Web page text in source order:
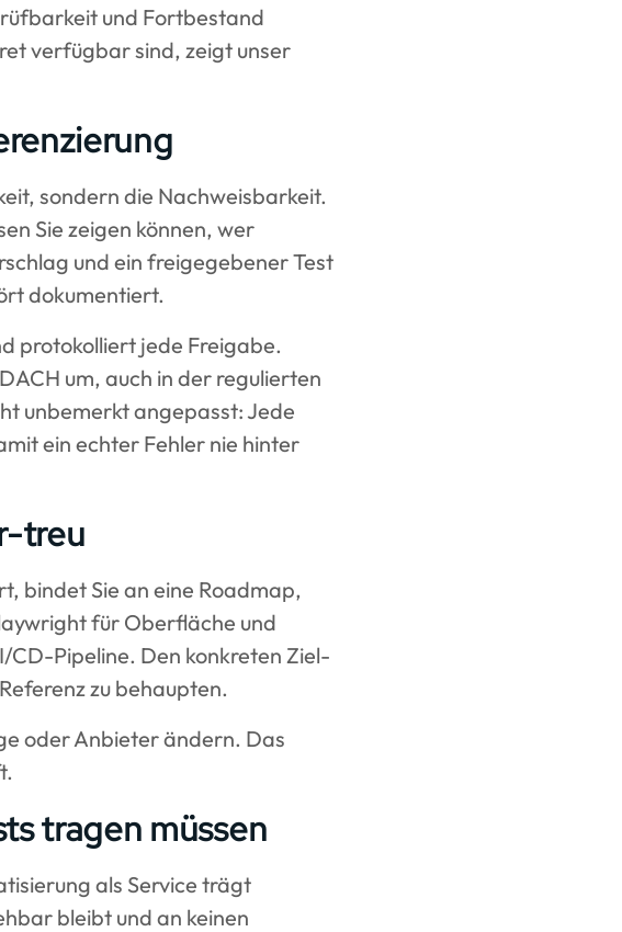
und Fortbestand
verfügbar sind, zeigt unser
sondern die Nachweisbarkeit.
Sie zeigen können, wer
und ein freigegebener Test
dokumentiert.
protokolliert jede Freigabe.
um, auch in der regulierten
unbemerkt angepasst: Jede
ein echter Fehler nie hinter
treu
bindet Sie an eine Roadmap,
für Oberfläche und
CD-Pipeline. Den konkreten Ziel-
zu behaupten.
oder Anbieter ändern. Das
tragen müssen
als Service trägt
bleibt und an keinen